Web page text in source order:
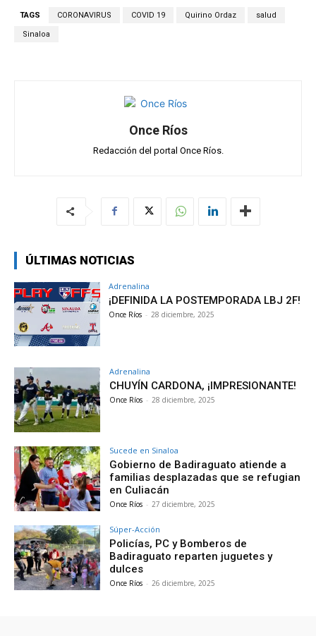
A
b
gr
p
TAGS CORONAVIRUS COVID 19 Quirino Ordaz salud
Sinaloa
Once Ríos
Redacción del portal Once Ríos.
ÚLTIMAS NOTICIAS
Adrenalina
¡DEFINIDA LA POSTEMPORADA LBJ 2F!
Once Ríos - 28 diciembre, 2025
Adrenalina
CHUYÍN CARDONA, ¡IMPRESIONANTE!
Once Ríos - 28 diciembre, 2025
Sucede en Sinaloa
Gobierno de Badiraguato atiende a
familias desplazadas que se refugian
en Culiacán
Once Ríos - 27 diciembre, 2025
Súper-Acción
Policías, PC y Bomberos de
Badiraguato reparten juguetes y
dulces
Once Ríos - 26 diciembre, 2025